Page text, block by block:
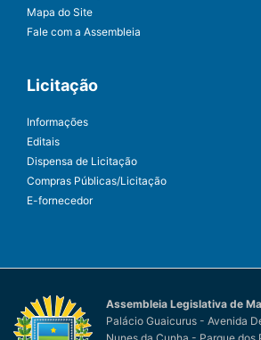
Mapa do Site
Fale com a Assembleia
Licitação
Informações
Editais
Dispensa de Licitação
Compras Públicas/Licitação
E-fornecedor
Assembleia Legislativa de
Palácio Guaicurus - Avenida